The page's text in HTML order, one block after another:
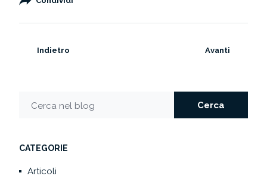
Indietro Avanti
Cerca nel blog Cerca
CATEGORIE
Articoli